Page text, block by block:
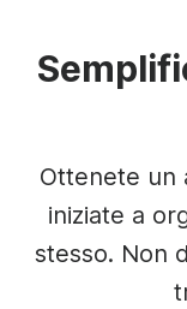
Ottenete un
iniziate a
stesso. Non